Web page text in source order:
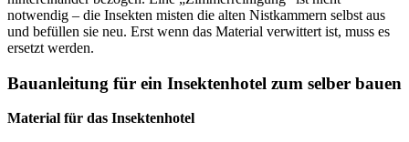
notwendig – die Insekten misten die alten Nistkammern selbst aus
und befüllen sie neu. Erst wenn das Material verwittert ist, muss es
ersetzt werden.
Bauanleitung für ein Insektenhotel zum selber bauen
Material für das Insektenhotel